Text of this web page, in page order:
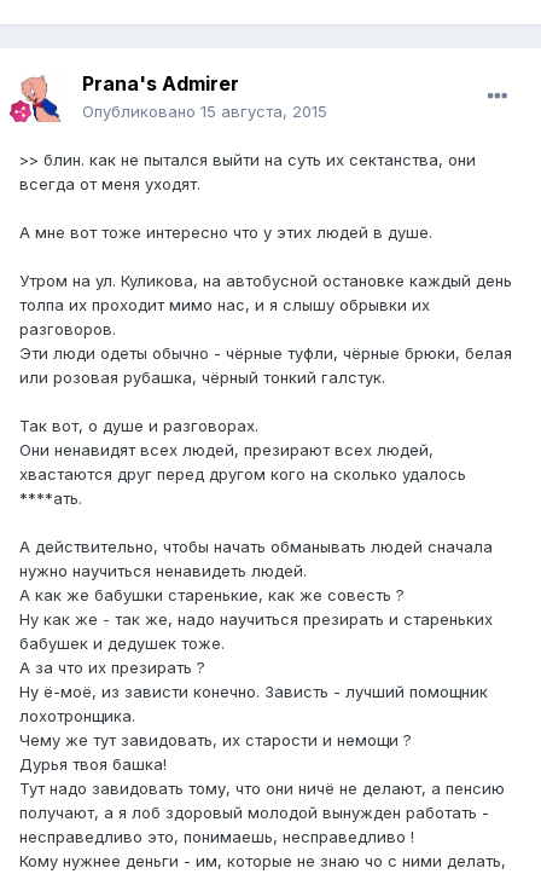
Prana's Admirer
Опубликовано 15 августа, 2015
>> блин. как не пытался выйти на суть их сектанства, они
всегда от меня уходят.
А мне вот тоже интересно что у этих людей в душе.
Утром на ул. Куликова, на автобусной остановке каждый день
толпа их проходит мимо нас, и я слышу обрывки их
разговоров.
Эти люди одеты обычно - чёрные туфли, чёрные брюки, белая
или розовая рубашка, чёрный тонкий галстук.
Так вот, о душе и разговорах.
Они ненавидят всех людей, презирают всех людей,
хвастаются друг перед другом кого на сколько удалось
****ать.
А действительно, чтобы начать обманывать людей сначала
нужно научиться ненавидеть людей.
А как же бабушки старенькие, как же совесть ?
Ну как же - так же, надо научиться презирать и стареньких
бабушек и дедушек тоже.
А за что их презирать ?
Ну ё-моё, из зависти конечно. Зависть - лучший помощник
лохотронщика.
Чему же тут завидовать, их старости и немощи ?
Дурья твоя башка!
Тут надо завидовать тому, что они ничё не делают, а пенсию
получают, а я лоб здоровый молодой вынужден работать -
несправедливо это, понимаешь, несправедливо !
Кому нужнее деньги - им, которые не знаю чо с ними делать,